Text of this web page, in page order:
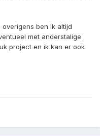
ben ik altijd
met anderstalige
project en ik kan er ook